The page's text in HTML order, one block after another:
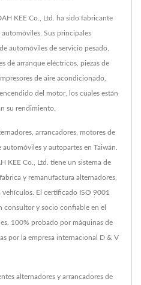
KEE Co., Ltd. ha sido fabricante
Sus principales
automóviles de servicio pesado,
de arranque eléctricos, piezas de
de aire acondicionado,
del motor, los cuales están
su rendimiento.
arrancadores, motores de
y autopartes en Taiwán.
KEE Co., Ltd. tiene un sistema de
y remanufactura alternadores,
El certificado ISO 9001
consultor y socio confiable en el
100% probado por máquinas de
por la empresa internacional D & V
alternadores y arrancadores de